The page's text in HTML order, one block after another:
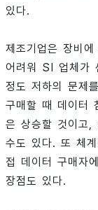
있다.
제조기업은 장비
어려워 SI 업체가
정도 저하의 문제
구매할 때 데이터
은 상승할 것이고,
수도 있다. 또 체
접 데이터 구매자
장점도 있다.